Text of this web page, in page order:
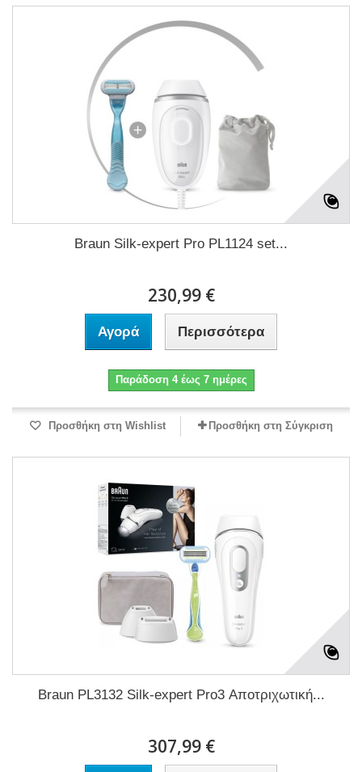
Braun Silk-expert Pro PL1124 set...
230,99 €
Αγορά Περισσότερα
Παράδοση 4 έως 7 ημέρες
Προσθήκη στη Wishlist Προσθήκη στη Σύγκριση
Braun PL3132 Silk-expert Pro3 Αποτριχωτική...
307,99 €